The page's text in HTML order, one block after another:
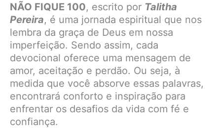
NÃO FIQUE 100, escrito por Talitha
Pereira, é uma jornada espiritual que nos
lembra da graça de Deus em nossa
imperfeição. Sendo assim, cada
devocional oferece uma mensagem de
amor, aceitação e perdão. Ou seja, à
medida que você absorve essas palavras,
encontrará conforto e inspiração para
enfrentar os desafios da vida com fé e
confiança.